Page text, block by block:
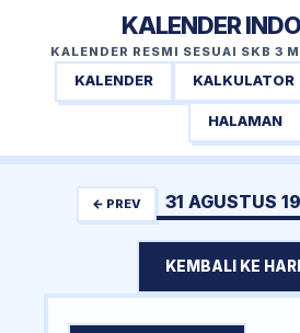
KALENDER
KALENDER RESMI SESUAI SKB 3
KALENDER KALKULATOR
HALAMAN
← PREV 31 AGUSTUS
KEMBALI KE HARI